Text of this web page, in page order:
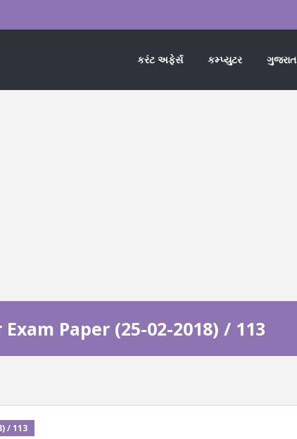
કરંટ અફેર્સ કમ્પ્યુટર ગુજરાત
Paper (25-02-2018) / 113
/ 113